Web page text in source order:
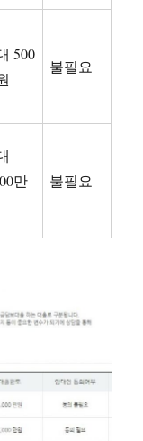
500
불필요
만
불필요